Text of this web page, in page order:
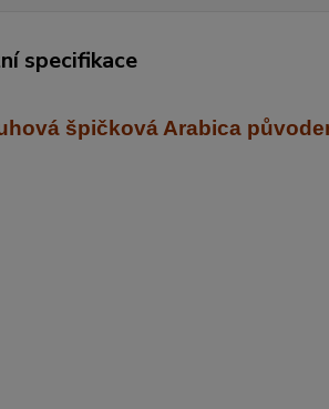
specifikace
špičková Arabica